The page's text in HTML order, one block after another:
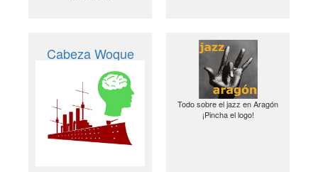
Cabeza Woque
Todo sobre el jazz en Aragón
¡Pincha el logo!